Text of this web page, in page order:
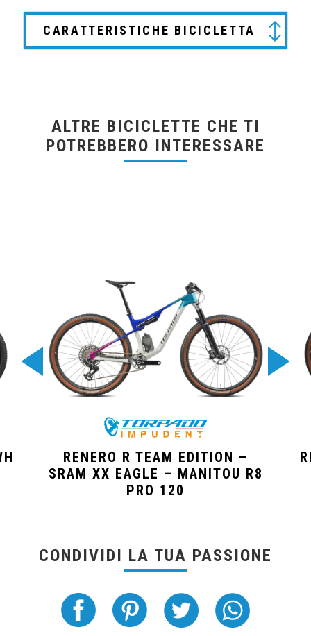
CARATTERISTICHE BICICLETTA
ALTRE BICICLETTE CHE TI
POTREBBERO INTERESSARE
RENERO R TEAM EDITION –
SRAM XX EAGLE – MANITOU R8
PRO 120
CONDIVIDI LA TUA PASSIONE